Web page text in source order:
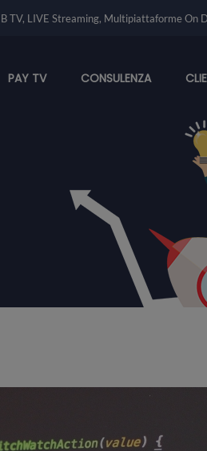
TV, LIVE Streaming, Multipiattaforme On
PAY TV CONSULENZA